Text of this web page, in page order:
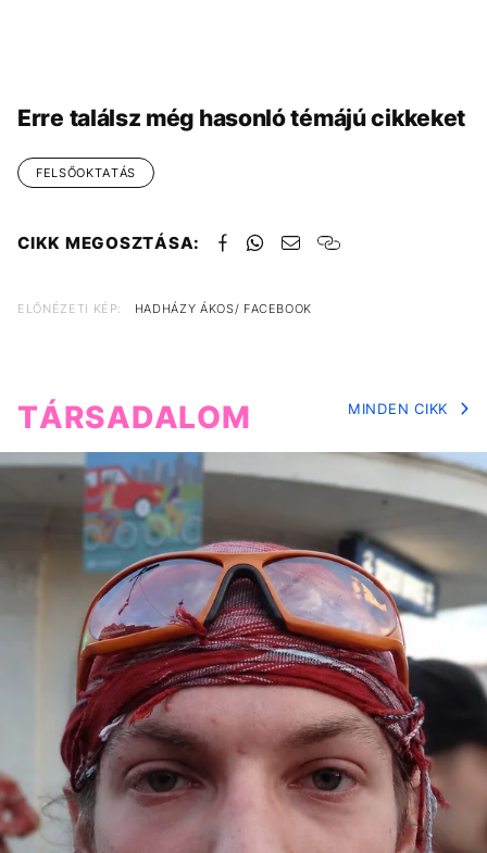
Erre találsz még hasonló témájú cikkeket
FELSŐOKTATÁS
CIKK MEGOSZTÁSA:
ELŐNÉZETI KÉP: HADHÁZY ÁKOS/ FACEBOOK
TÁRSADALOM MINDEN CIKK